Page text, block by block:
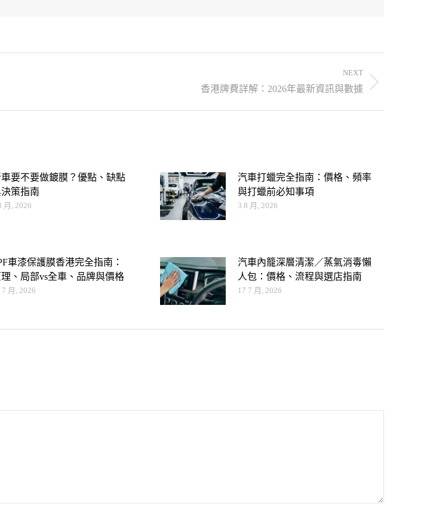
NEXT
香港牌費詳解：2026年最新資訊與數據
要不要做鍍膜？優點、缺點
策指南
月, 2026
汽車打蠟完全指南：價格、頻率
與打蠟前必知事項
3 8 月, 2026
車漆保護膜香港完全指南：
、局部vs全車、品牌與價格
7 月, 2026
汽車內籠深層清潔／蒸氣消毒懶
人包：價格、流程與選店指南
17 7 月, 2026